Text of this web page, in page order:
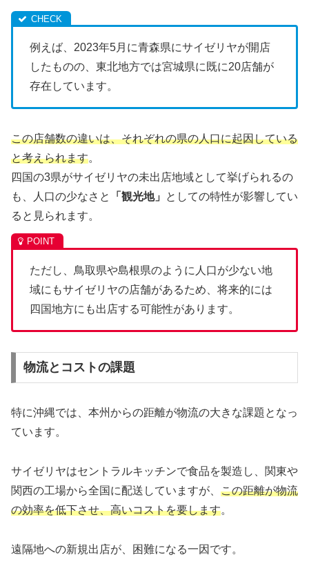
例えば、2023年5月に青森県にサイゼリヤが開店
したものの、東北地方では宮城県に既に20店舗が
存在しています。
この店舗数の違いは、それぞれの県の人口に起因している
と考えられます。
四国の3県がサイゼリヤの未出店地域として挙げられるの
も、人口の少なさと
「観光地」
としての特性が影響してい
ると見られます。
ただし、鳥取県や島根県のように人口が少ない地
域にもサイゼリヤの店舗があるため、将来的には
四国地方にも出店する可能性があります。
物流とコストの課題
特に沖縄では、本州からの距離が物流の大きな課題となっ
ています。
サイゼリヤはセントラルキッチンで食品を製造し、関東や
関西の工場から全国に配送していますが、 この距離が物流
の効率を低下させ、高いコストを要します。
遠隔地への新規出店が、困難になる一因です。